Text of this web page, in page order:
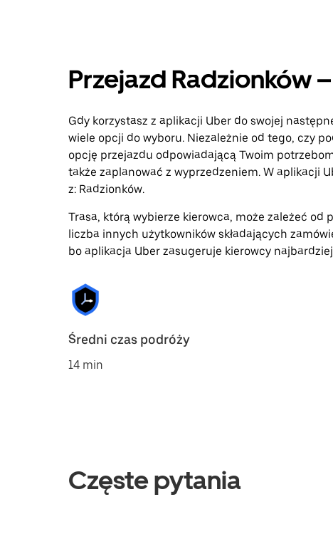
Przejazd Radzionków
Gdy korzystasz z aplikacji Uber do swojej
wiele opcji do wyboru. Niezależnie od tego, czy
opcję przejazdu odpowiadającą Twoim
także zaplanować z wyprzedzeniem. W aplikacji
z: Radzionków.
Trasa, którą wybierze kierowca, może zależeć
liczba innych użytkowników składających
bo aplikacja Uber zasugeruje kierowcy
Średni czas podróży
14 min
Częste pytania